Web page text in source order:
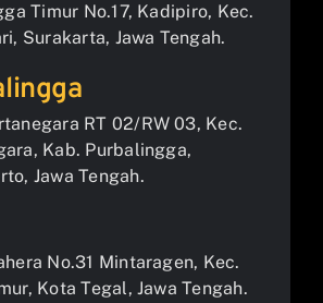
Timur No.17, Kadipiro, Kec.
Surakarta, Jawa Tengah.
RT 02/RW 03, Kec.
Kab. Purbalingga,
Jawa Tengah.
No.31 Mintaragen, Kec.
Kota Tegal, Jawa Tengah.